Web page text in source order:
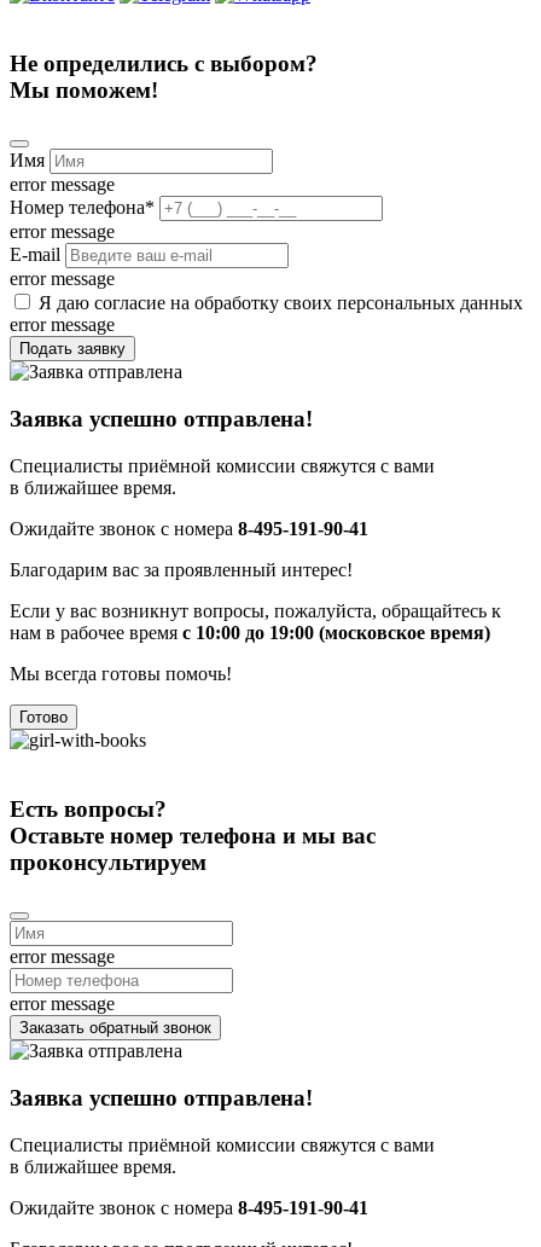
Не определились с выбором?
Мы поможем!
Имя
error message
Номер телефона*
error message
E-mail
error message
Я даю согласие на обработку своих персональных данных
error message
Подать заявку
Заявка успешно отправлена!
Специалисты приёмной комиссии свяжутся с вами
в ближайшее время.
Ожидайте звонок с номера 8-495-191-90-41
Благодарим вас за проявленный интерес!
Если у вас возникнут вопросы, пожалуйста, обращайтесь к
нам в рабочее время с 10:00 до 19:00 (московское время)
Мы всегда готовы помочь!
Готово
Есть вопросы?
Оставьте номер телефона и мы вас
проконсультируем
error message
error message
Заказать обратный звонок
Заявка успешно отправлена!
Специалисты приёмной комиссии свяжутся с вами
в ближайшее время.
Ожидайте звонок с номера 8-495-191-90-41